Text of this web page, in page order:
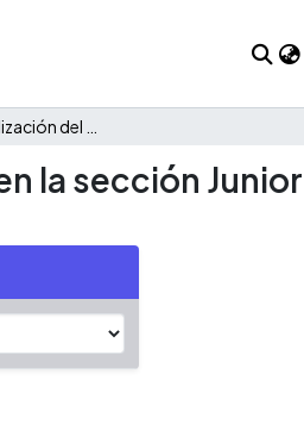
la sección Junior